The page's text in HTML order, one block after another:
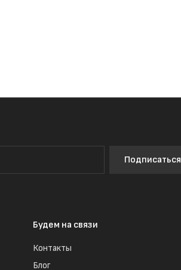
Подписаться
Будем на связи
Контакты
Блог